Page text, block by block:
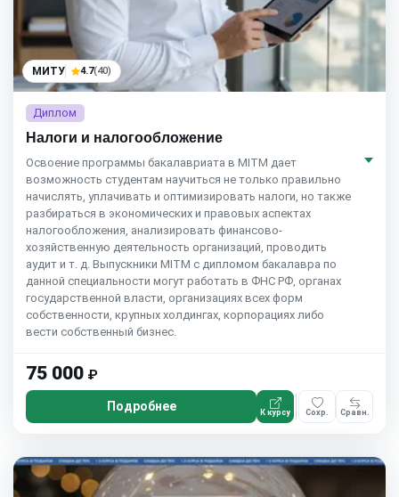
МИТУ 4.7(40)
Диплом
Налоги и налогообложение
Освоение программы бакалавриата в MITM дает
возможность студентам научиться не только правильно
начислять, уплачивать и оптимизировать налоги, но также
разбираться в экономических и правовых аспектах
налогообложения, анализировать финансово-
хозяйственную деятельность организаций, проводить
аудит и т. д. Выпускники MITM с дипломом бакалавра по
данной специальности могут работать в ФНС РФ, органах
государственной власти, организациях всех форм
собственности, крупных холдингах, корпорациях либо
вести собственный бизнес.
75 000 ₽
Подробнее К курсу Сохр. Сравн.